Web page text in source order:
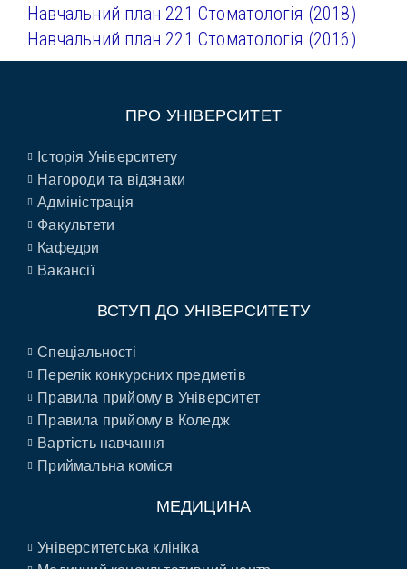
Навчальний план 221 Стоматологія (2018)
Навчальний план 221 Стоматологія (2016)
ПРО УНІВЕРСИТЕТ
Історія Університету
Нагороди та відзнаки
Адміністрація
Факультети
Кафедри
Вакансії
ВСТУП ДО УНІВЕРСИТЕТУ
Спеціальності
Перелік конкурсних предметів
Правила прийому в Університет
Правила прийому в Коледж
Вартість навчання
Приймальна коміся
МЕДИЦИНА
Університетська клініка